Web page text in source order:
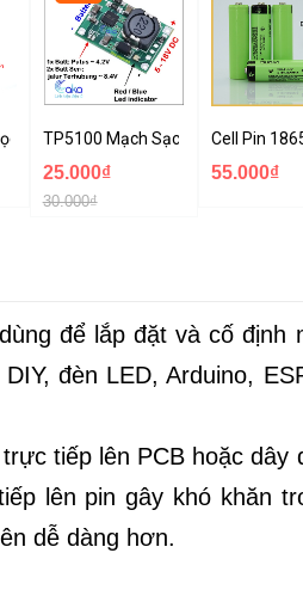
giữ pin
nguồn hộp pin lithium, pin sắt lifepo4
TP5100 Mạch Sạc Pin Lithium 2A
25.000₫
30.000₫
Cell Pin
55.000₫
để lắp đặt và cố định
đèn LED, Arduino,
tiếp lên PCB hoặc dây
lên pin gây khó khăn
dễ dàng hơn.